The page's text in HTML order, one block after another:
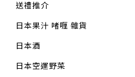
送禮推介
日本果汁 啫喱 雜貨
日本酒
日本空運野菜